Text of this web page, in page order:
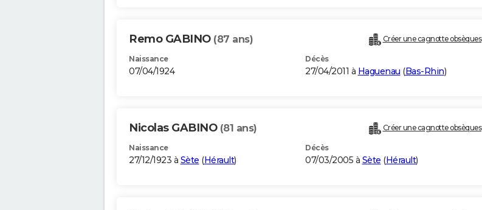
Remo GABINO (87 ans) Créer une cagnotte obsèques
Naissance
07/04/1924
Décès
27/04/2011 à Haguenau (Bas-Rhin)
Nicolas GABINO (81 ans) Créer une cagnotte obsèques
Naissance
27/12/1923 à Sète (Hérault)
Décès
07/03/2005 à Sète (Hérault)